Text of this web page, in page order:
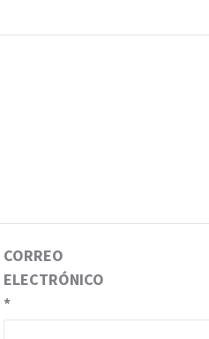
CORREO
ELECTRÓNICO
*